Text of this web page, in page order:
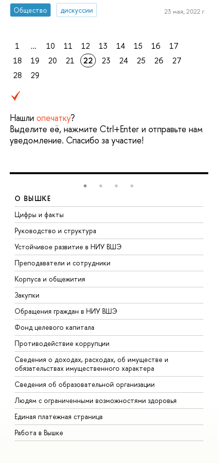
Общество дискуссии 23 мая, 2022 г.
1 ... 10 11 12 13 14 15 16
17
18
19 20 21 22 23 24 25 26
27
28
29
Нашли опечатку?
Выделите её, нажмите Ctrl+Enter и отправьте нам
уведомление. Спасибо за участие!
О ВЫШКЕ
Цифры и факты
Руководство и структура
Устойчивое развитие в НИУ ВШЭ
Преподаватели и сотрудники
Корпуса и общежития
Закупки
Обращения граждан в НИУ ВШЭ
Фонд целевого капитала
Противодействие коррупции
Сведения о доходах, расходах, об имуществе и
обязательствах имущественного характера
Сведения об образовательной организации
Людям с ограниченными возможностями здоровья
Единая платежная страница
Работа в Вышке